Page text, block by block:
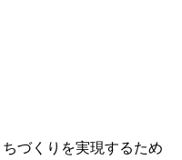
づくりを実現するため